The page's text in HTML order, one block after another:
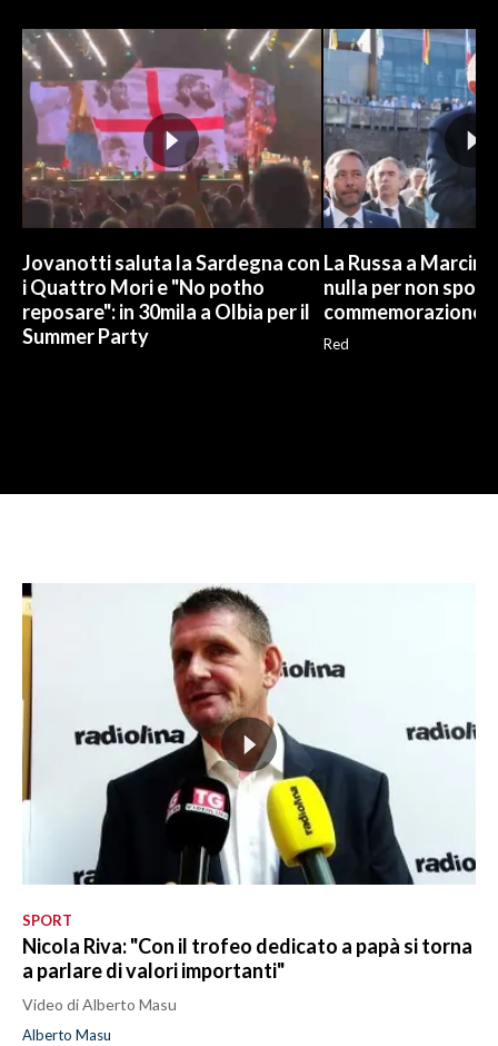
Jovanotti saluta la Sardegna con
i Quattro Mori e "No potho
reposare": in 30mila a Olbia per il
Summer Party
La Russa a
nulla per non
commemorazione
Red
SPORT
Nicola Riva: "Con il trofeo dedicato a papà si torna
a parlare di valori importanti"
Video di Alberto Masu
Alberto Masu